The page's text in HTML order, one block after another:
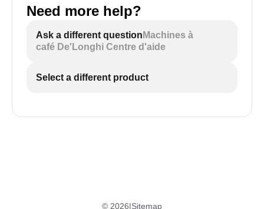
Need more help?
Ask a different question Machines à
café De'Longhi Centre d'aide
Select a different product
© 2026|Sitemap